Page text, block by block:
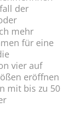
der
mehr
für eine
vier auf
eröffnen
mit bis zu 50